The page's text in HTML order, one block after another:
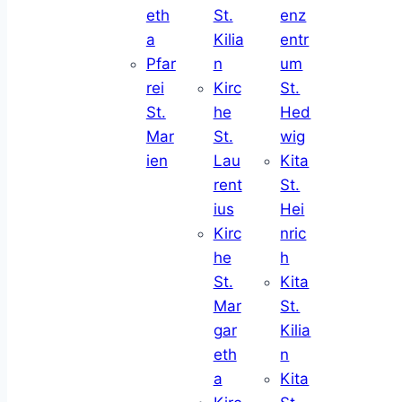
eth
a
Pfar
rei
St.
Mar
ien
St.
Kilia
n
Kirc
he
St.
Lau
rent
ius
Kirc
he
St.
Mar
gar
eth
a
enz
entr
um
St.
Hed
wig
Kita
St.
Hei
nric
h
Kita
St.
Kilia
n
Kita